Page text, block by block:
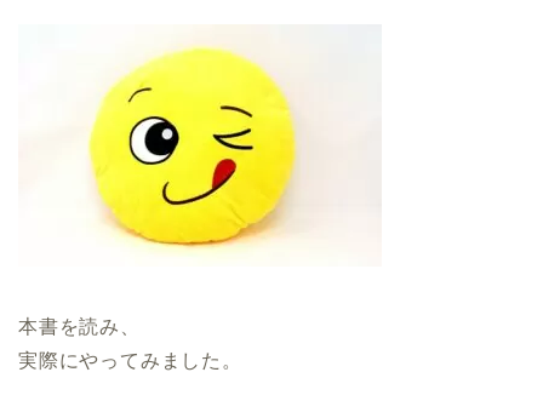
本書を読み、
実際にやってみました。